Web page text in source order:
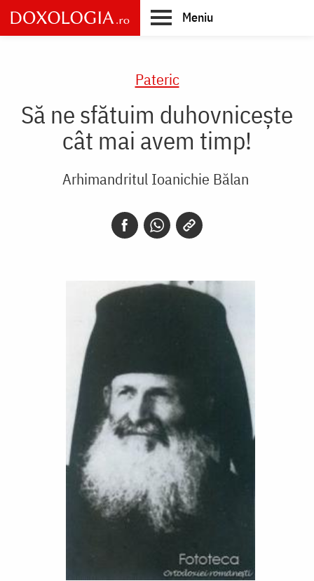
Skip
to
main
Meniu
Pateric
Să ne sfătuim duhovnicește
cât mai avem timp!
Arhimandritul Ioanichie Bălan